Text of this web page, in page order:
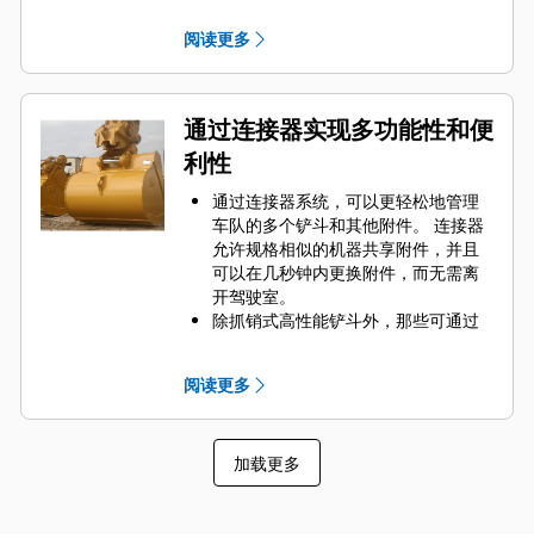
铲刀有助于保护铲斗中最常接触和穿
过物料的部件。
通过为您的铲斗和应用组合选择正确
的 GET 来降低维护成本。
铲斗齿尖提供多种选择，确保适合您
的具体应用。 无论您需要获得平整的
挖掘底面还是挖掘坚硬、磨蚀性的物
料，总会有一款齿尖解决方案适合
您。
阅读更多
通过连接器实现多功能性和便
利性
通过连接器系统，可以更轻松地管理
车队的多个铲斗和其他附件。 连接器
允许规格相似的机器共享附件，并且
可以在几秒钟内更换附件，而无需离
开驾驶室。
除抓销式高性能铲斗外，那些可通过
铲斗配有一个可优化挖掘力的凹进
销，当与 Cat 抓销式快速连接器配套
使用时，可为铲斗提供更快的循环时
间。
此外，Cat 抓销式快速连接器还允许操
阅读更多
加载更多